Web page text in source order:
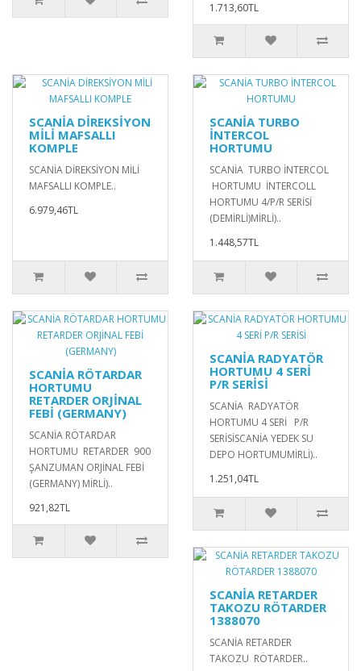
1.713,60TL
SCANİA DİREKSİYON
MİLİ MAFSALLI
KOMPLE
SCANİA DİREKSİYON MİLİ
MAFSALLI KOMPLE..
6.979,46TL
SCANİA TURBO
İNTERCOL
HORTUMU
SCANİA TURBO İNTERCOL
HORTUMU İNTERCOLL
HORTUMU 4/P/R SERİSİ
(DEMİRLİ)MİRLİ)..
1.448,57TL
SCANİA RÖTARDAR
HORTUMU
RETARDER ORJİNAL
FEBİ (GERMANY)
SCANİA RÖTARDAR
HORTUMU RETARDER 900
ŞANZUMAN ORJİNAL FEBİ
(GERMANY) MİRLİ)..
921,82TL
SCANİA RADYATÖR
HORTUMU 4 SERİ
P/R SERİSİ
SCANİA RADYATÖR
HORTUMU 4 SERİ P/R
SERİSİSCANİA YEDEK SU
DEPO HORTUMUMİRLİ)..
1.251,04TL
SCANİA RETARDER
TAKOZU RÖTARDER
1388070
SCANİA RETARDER
TAKOZU RÖTARDER..